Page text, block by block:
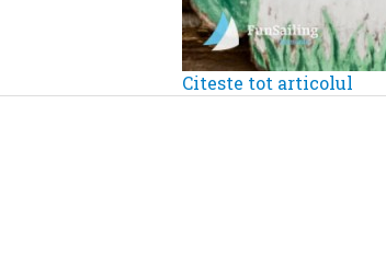
Citeste tot articolul